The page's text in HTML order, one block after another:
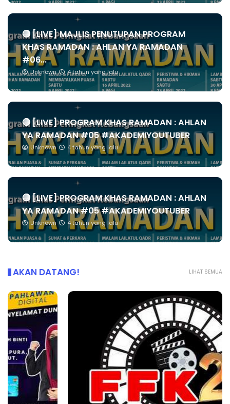
🔴 [LIVE] MAJLIS PENUTUPAN PROGRAM
KHAS RAMADAN : AHLAN YA RAMADAN
#06...
Unknown 4 tahun yang lalu
🔴 [LIVE] PROGRAM KHAS RAMADAN : AHLAN
YA RAMADAN #05 #AKADEMIYOUTUBER
Unknown 4 tahun yang lalu
🔴 [LIVE] PROGRAM KHAS RAMADAN : AHLAN
YA RAMADAN #05 #AKADEMIYOUTUBER
Unknown 4 tahun yang lalu
LIHAT SEMUA
AKAN DATANG!